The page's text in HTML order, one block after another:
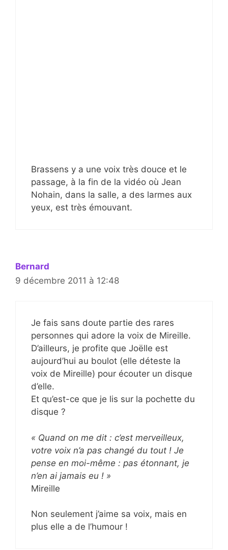
Brassens y a une voix très douce et le
passage, à la fin de la vidéo où Jean
Nohain, dans la salle, a des larmes aux
yeux, est très émouvant.
Bernard
9 décembre 2011 à 12:48
Je fais sans doute partie des rares
personnes qui adore la voix de Mireille.
D’ailleurs, je profite que Joëlle est
aujourd’hui au boulot (elle déteste la
voix de Mireille) pour écouter un disque
d’elle.
Et qu’est-ce que je lis sur la pochette du
disque ?
« Quand on me dit : c’est merveilleux,
votre voix n’a pas changé du tout ! Je
pense en moi-même : pas étonnant, je
n’en ai jamais eu ! »
Mireille
Non seulement j’aime sa voix, mais en
plus elle a de l’humour !